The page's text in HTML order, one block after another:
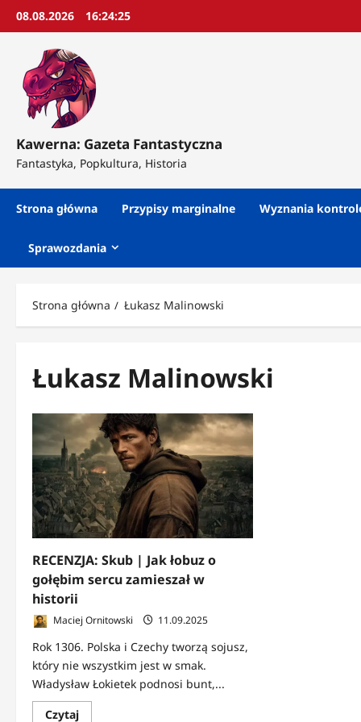
Przejdź
08.08.2026 16:24:27
Kawerna: Gazeta Fantastyczna
Fantastyka, Popkultura, Historia
Strona główna Przypisy marginalne Wyznania
Sprawozdania
Strona główna Łukasz Malinowski
Łukasz Malinowski
RECENZJA: Skub | Jak łobuz o
gołębim sercu zamieszał w
historii
Maciej Ornitowski 11.09.2025
Rok 1306. Polska i Czechy tworzą sojusz,
który nie wszystkim jest w smak.
Władysław Łokietek podnosi bunt,...
CzytajDowiedz